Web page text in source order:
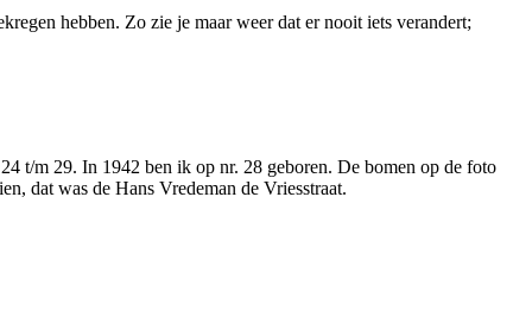
hebben. Zo zie je maar weer dat er nooit iets verandert;
t/m 29. In 1942 ben ik op nr. 28 geboren. De bomen op de foto
dat was de Hans Vredeman de Vriesstraat.